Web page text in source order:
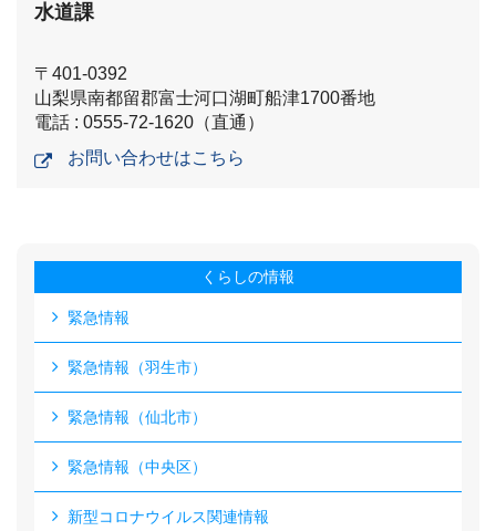
水道課
〒401-0392
山梨県南都留郡富士河口湖町船津1700番地
電話 : 0555-72-1620（直通）
お問い合わせはこちら
くらしの情報
緊急情報
緊急情報（羽生市）
緊急情報（仙北市）
緊急情報（中央区）
新型コロナウイルス関連情報